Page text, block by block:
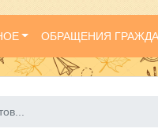
ОБРАЩЕНИЯ